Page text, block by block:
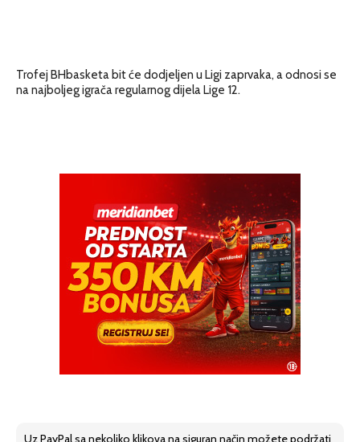
Trofej BHbasketa bit će dodjeljen u Ligi zaprvaka, a odnosi se
na najboljeg igrača regularnog dijela Lige 12.
Uz PayPal sa nekoliko klikova na siguran način možete podržati